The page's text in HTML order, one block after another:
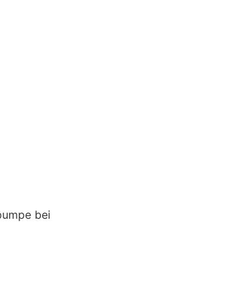
bei